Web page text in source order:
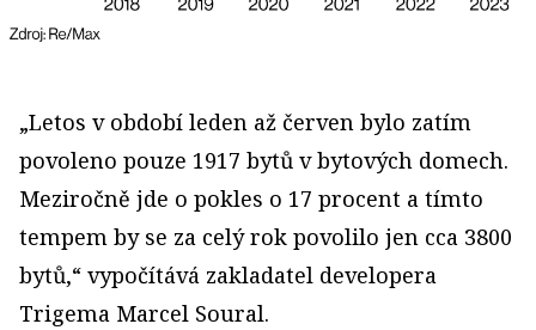
„Letos v období leden až červen bylo zatím
povoleno pouze 1917 bytů v bytových domech.
Meziročně jde o pokles o 17 procent a tímto
tempem by se za celý rok povolilo jen cca 3800
bytů,“ vypočítává zakladatel developera
Trigema Marcel Soural.